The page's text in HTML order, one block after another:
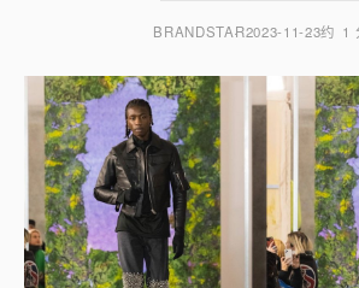
BRANDSTAR2023-11-23约 1